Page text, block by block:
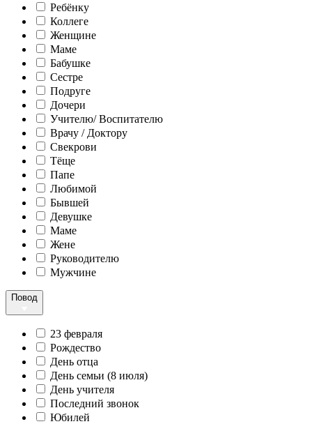
Ребёнку
Коллеге
Женщине
Маме
Бабушке
Сестре
Подруге
Дочери
Учителю/ Воспитателю
Врачу / Доктору
Свекрови
Тёще
Папе
Любимой
Бывшей
Девушке
Маме
Жене
Руководителю
Мужчине
Повод
23 февраля
Рождество
День отца
День семьи (8 июля)
День учителя
Последний звонок
Юбилей